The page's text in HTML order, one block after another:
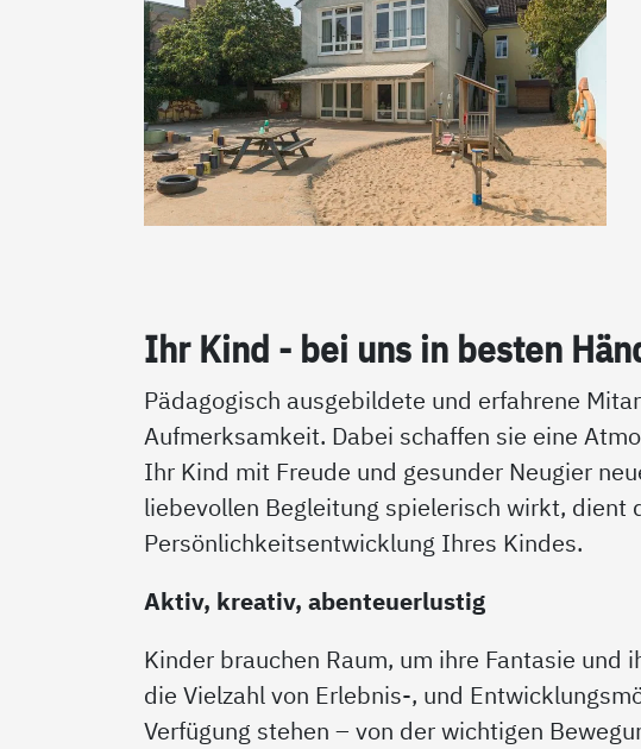
Ihr Kind - bei uns in bes­ten
Pädagogisch ausgebildete und erfahrene
Aufmerksamkeit. Dabei schaffen sie eine
Ihr Kind mit Freude und gesunder Neugier
liebevollen Begleitung spielerisch wirkt, dient
Persönlichkeitsentwicklung Ihres Kindes.
Aktiv, kreativ, abenteuerlustig
Kinder brauchen Raum, um ihre Fantasie und
die Vielzahl von Erlebnis-, und
Verfügung stehen – von der wichtigen